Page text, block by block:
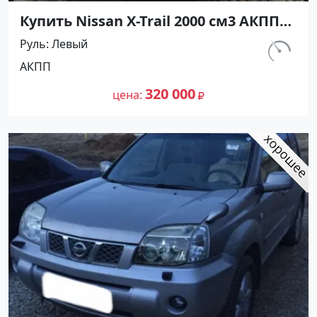
Купить Nissan X-Trail 2000 см3 АКПП
(140 л.с.) Бензин инжектор в Анапа :
цвет Серый Внедорожник 2005 года
по цене 320000 рублей, объявление
№24760 на сайте Авторынок23
Руль Левый
АКПП
цена 320 000